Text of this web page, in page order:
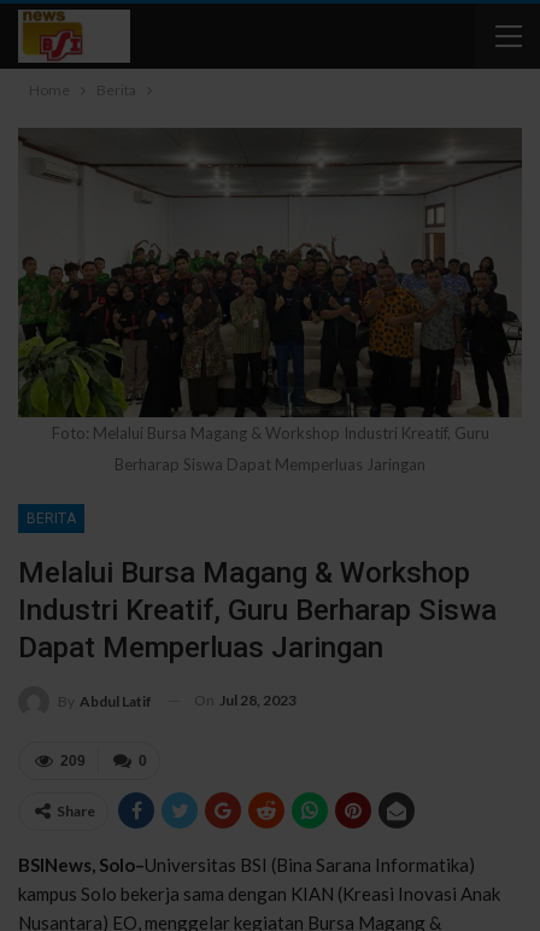
Home Berita
Foto: Melalui Bursa Magang & Workshop Industri Kreatif, Guru
Berharap Siswa Dapat Memperluas Jaringan
BERITA
Melalui Bursa Magang & Workshop
Industri Kreatif, Guru Berharap Siswa
Dapat Memperluas Jaringan
By Abdul Latif On Jul 28, 2023
0
209
Share
BSINews, Solo–Universitas BSI (Bina Sarana Informatika)
kampus Solo bekerja sama dengan KIAN (Kreasi Inovasi Anak
Nusantara) EO, menggelar kegiatan Bursa Magang &